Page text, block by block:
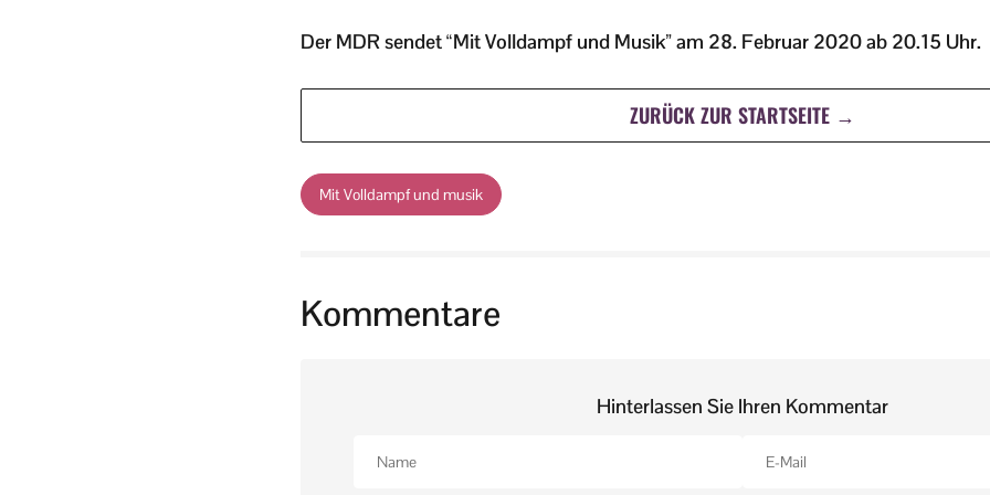
Der MDR sendet “Mit Volldampf und Musik” am 28. Februar 2020 ab 20.15 Uhr.
ZURÜCK ZUR STARTSEITE →
Mit Volldampf und musik
Kommentare
Hinterlassen Sie Ihren Kommentar